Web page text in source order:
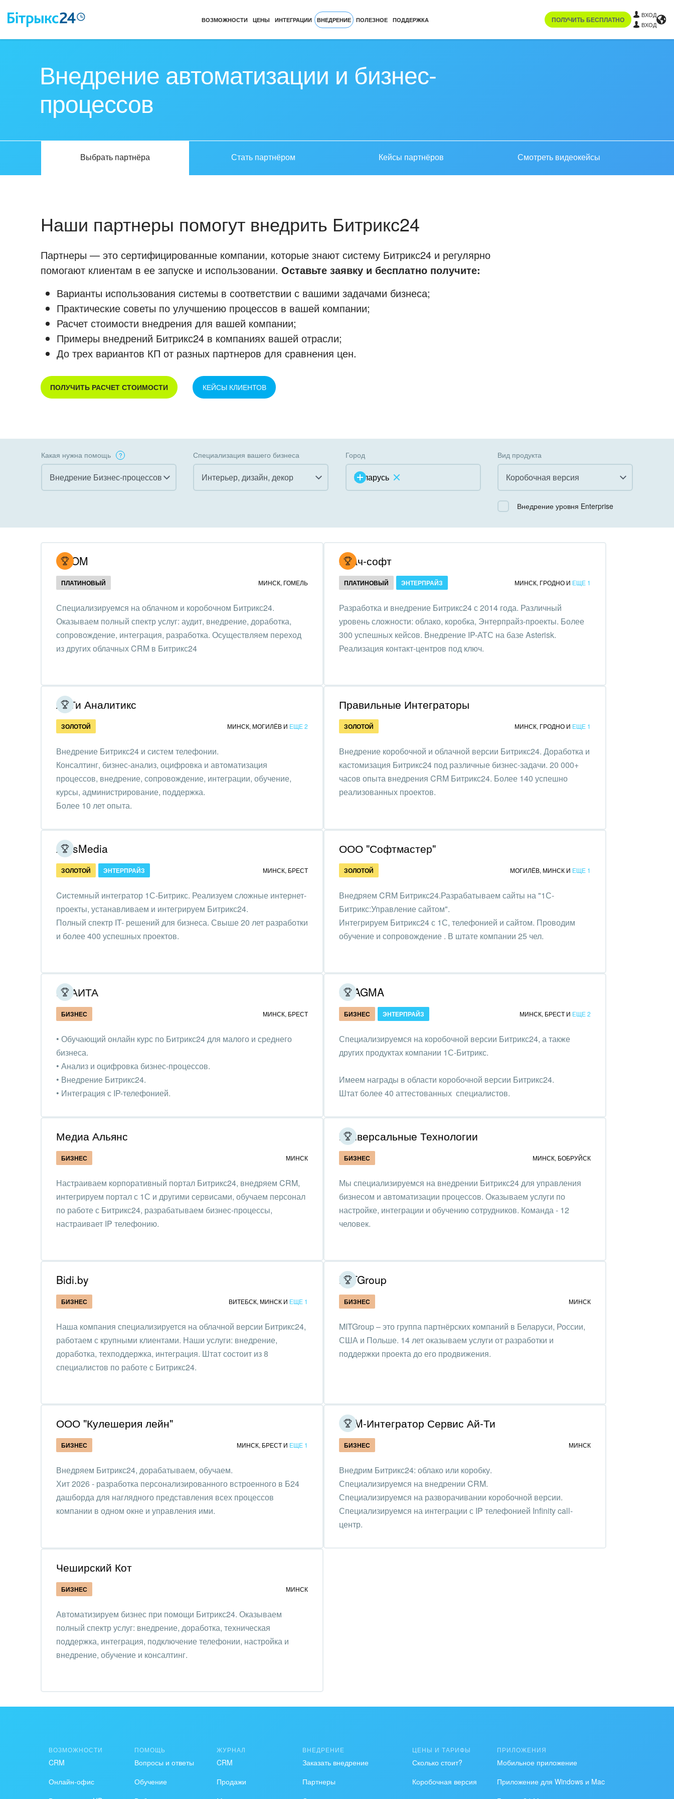
ВОЗМОЖНОСТИ ЦЕНЫ ИНТЕГРАЦИИ ВНЕДРЕНИЕ ПОЛЕЗНОЕ ПОДДЕРЖКА ПОЛУЧИТЬ БЕСПЛАТНО
ВХОД
ВХОД
Внедрение автоматизации и бизнес-
процессов
Выбрать партнёра Стать партнёром Кейсы партнёров Смотреть видеокейсы
Наши партнеры помогут внедрить Битрикс24
Партнеры — это сертифицированные компании, которые знают систему Битрикс24 и регулярно
помогают клиентам в ее запуске и использовании. Оставьте заявку и бесплатно получите:
Варианты использования системы в соответствии с вашими задачами бизнеса;
Практические советы по улучшению процессов в вашей компании;
Расчет стоимости внедрения для вашей компании;
Примеры внедрений Битрикс24 в компаниях вашей отрасли;
До трех вариантов КП от разных партнеров для сравнения цен.
ПОЛУЧИТЬ РАСЧЕТ СТОИМОСТИ КЕЙСЫ КЛИЕНТОВ
Какая нужна помощь
Внедрение Бизнес-процессов
Внедрение КЭДО
Интеграция с 1С
Организация задач и
Внедрение Бизнес-
процессов
Интернет-магазин и CRM
Крупные корпоративные
внедрения
Внедрение для медицины
Внедрение для
гос.организаций
Внедрение онлайн-
продаж
Внедрение онлайн-офиса
/ Интранета
Специализация вашего бизнеса
Интерьер, дизайн, декор
Коммунальные услуги, ЖКХ
организации,
Благотворительность
СМИ, издательства,
справочники
Транспорт, Авиация,
Трудоустройство
Красота, фитнес, спорт
АПК и пищевая
Горнодобывающая отрасль
Досуг, туризм и отдых
Инвестиционный бизнес
Консалтинговые и
управленческие услуги
Медицина и фармацевтика
Мода, одежда, аксессуары,
стиль
Ритуальные услуги
Рынки и торговля
Связь и телекоммуникации
Финансы, бухгалтерия, банки
Электроэнергетика
Город
Беларусь
Вид продукта
Коробочная версия
Все
Коробочная версия
Внедрение уровня Enterprise
UCOM
ПЛАТИНОВЫЙ МИНСК, ГОМЕЛЬ
Специализируемся на облачном и коробочном Битрикс24.
Оказываем полный спектр услуг: аудит, внедрение, доработка,
сопровождение, интеграция, разработка. Осуществляем переход
из других облачных CRM в Битрикс24
Итач-софт
ПЛАТИНОВЫЙ ЭНТЕРПРАЙЗ МИНСК, ГРОДНО И ЕЩЕ 1
Разработка и внедрение Битрикс24 с 2014 года. Различный
уровень сложности: облако, коробка, Энтерпрайз-проекты. Более
300 успешных кейсов. Внедрение IP-АТС на базе Asterisk.
Реализация контакт-центров под ключ.
АйТи Аналитикс
ЗОЛОТОЙ МИНСК, МОГИЛЁВ И ЕЩЕ 2
Внедрение Битрикс24 и систем телефонии.
Консалтинг, бизнес-анализ, оцифровка и автоматизация
процессов, внедрение, сопровождение, интеграции, обучение,
курсы, администрирование, поддержка.
Более 10 лет опыта.
Правильные Интеграторы
ЗОЛОТОЙ МИНСК, ГРОДНО И ЕЩЕ 1
Внедрение коробочной и облачной версии Битрикс24. Доработка и
кастомизация Битрикс24 под различные бизнес-задачи. 20 000+
часов опыта внедрения CRM Битрикс24. Более 140 успешно
реализованных проектов.
ArtisMedia
ЗОЛОТОЙ ЭНТЕРПРАЙЗ МИНСК, БРЕСТ
Cистемный интегратор 1С-Битрикс. Реализуем сложные интернет-
проекты, устанавливаем и интегрируем Битрикс24.
Полный спектр IT- решений для бизнеса. Свыше 20 лет разработки
и более 400 успешных проектов.
ООО "Софтмастер"
ЗОЛОТОЙ МОГИЛЁВ, МИНСК И ЕЩЕ 1
Внедряем CRM Битрикс24.Разрабатываем сайты на "1С-
Битрикс:Управление сайтом".
Интегрируем Битрикс24 с 1С, телефонией и сайтом. Проводим
обучение и сопровождение . В штате компании 25 чел.
ИЛАИТА
БИЗНЕС МИНСК, БРЕСТ
• Обучающий онлайн курс по Битрикс24 для малого и среднего
бизнеса.
• Анализ и оцифровка бизнес-процессов.
• Внедрение Битрикс24.
• Интеграция с IP-телефонией.
PRAGMA
БИЗНЕС ЭНТЕРПРАЙЗ МИНСК, БРЕСТ И ЕЩЕ 2
Специализируемся на коробочной версии Битрикс24, а также
других продуктах компании 1С-Битрикс.
Имеем награды в области коробочной версии Битрикс24.
Штат более 40 аттестованных специалистов.
Медиа Альянс
БИЗНЕС МИНСК
Настраиваем корпоративный портал Битрикс24, внедряем CRM,
интегрируем портал с 1С и другими сервисами, обучаем персонал
по работе с Битрикс24, разрабатываем бизнес-процессы,
настраивает IP телефонию.
Универсальные Технологии
БИЗНЕС МИНСК, БОБРУЙСК
Мы специализируемся на внедрении Битрикс24 для управления
бизнесом и автоматизации процессов. Оказываем услуги по
настройке, интеграции и обучению сотрудников. Команда - 12
человек.
Bidi.by
БИЗНЕС ВИТЕБСК, МИНСК И ЕЩЕ 1
Наша компания специализируется на облачной версии Битрикс24,
работаем с крупными клиентами. Наши услуги: внедрение,
доработка, техподдержка, интеграция. Штат состоит из 8
специалистов по работе с Битрикс24.
MITGroup
БИЗНЕС МИНСК
MITGroup – это группа партнёрских компаний в Беларуси, России,
США и Польше. 14 лет оказываем услуги от разработки и
поддержки проекта до его продвижения.
ООО "Кулешерия лейн"
БИЗНЕС МИНСК, БРЕСТ И ЕЩЕ 1
Внедряем Битрикс24, дорабатываем, обучаем.
Хит 2026 - разработка персонализированного встроенного в Б24
дашборда для наглядного представления всех процессов
компании в одном окне и управления ими.
CRM-Интегратор Сервис Ай-Ти
БИЗНЕС МИНСК
Внедрим Битрикс24: облако или коробку.
Специализируемся на внедрении CRM.
Специализируемся на разворачивании коробочной версии.
Специализируемся на интеграции с IP телефонией Infinity call-
центр.
Чеширский Кот
БИЗНЕС МИНСК
Автоматизируем бизнес при помощи Битрикс24. Оказываем
полный спектр услуг: внедрение, доработка, техническая
поддержка, интеграция, подключение телефонии, настройка и
внедрение, обучение и консалтинг.
ВОЗМОЖНОСТИ
CRM
Онлайн-офис
ПОМОЩЬ
Вопросы и ответы
Обучение
ЖУРНАЛ
CRM
Продажи
ВНЕДРЕНИЕ
Заказать внедрение
Партнеры
ЦЕНЫ И ТАРИФЫ
Сколько стоит?
Коробочная версия
ПРИЛОЖЕНИЯ
Мобильное приложение
Приложение для Windows и Mac